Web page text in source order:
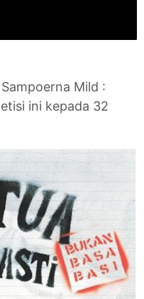
Mild :
ini kepada 32